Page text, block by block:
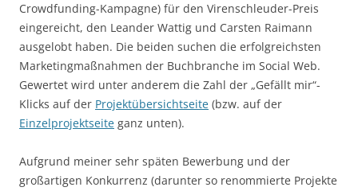
Crowdfunding-Kampagne) für den Virenschleuder-Preis
eingereicht, den Leander Wattig und Carsten Raimann
ausgelobt haben. Die beiden suchen die erfolgreichsten
Marketingmaßnahmen der Buchbranche im Social Web.
Gewertet wird unter anderem die Zahl der „Gefällt mir“-
Klicks auf der Projektübersichtseite (bzw. auf der
Einzelprojektseite ganz unten).
Aufgrund meiner sehr späten Bewerbung und der
großartigen Konkurrenz (darunter so renommierte Projekte